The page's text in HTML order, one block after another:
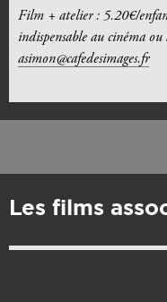
Film + atelier : 5.20€/
indispensable au cinéma
asimon@cafedesimages.fr
Les films